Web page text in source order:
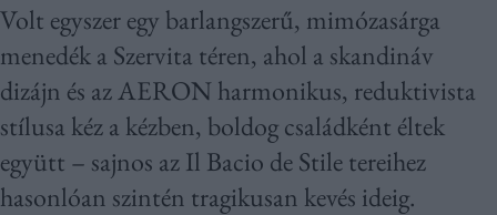
Volt egyszer egy barlangszerű, mimózasárga
menedék a Szervita téren, ahol a skandináv
dizájn és az AERON harmonikus, reduktivista
stílusa kéz a kézben, boldog családként éltek
együtt – sajnos az Il Bacio de Stile tereihez
hasonlóan szintén tragikusan kevés ideig.